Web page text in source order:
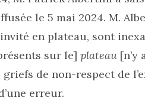
le 5 mai 2024. M.
en plateau, sont
sur le] plateau [n’y
de non-respect de
erreur.